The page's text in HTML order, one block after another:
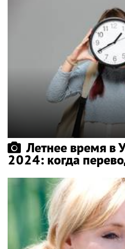
Летнее время в
2024: когда